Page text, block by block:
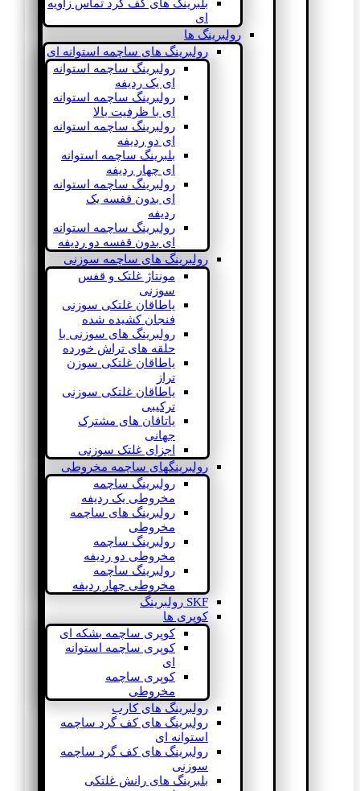
بلبرینگ های کف گرد تماس زاویه
ای
رولبرینگ ها
رولبرینگ های ساچمه استوانه ای
رولبرینگ ساچمه استوانه
ای یک ردیفه
رولبرینگ ساچمه استوانه
ای با ظرفیت بالا
رولبرینگ ساچمه استوانه
ای دو ردیفه
بلبرینگ ساچمه استوانه
ای چهار ردیفه
رولبرینگ ساچمه استوانه
ای بدون قفسه یک
ردیفه
رولبرینگ ساچمه استوانه
ای بدون قفسه دو ردیفه
رولبرینگ های ساچمه سوزنی
مونتاژ غلتک و قفس
سوزنی
یاطاقان غلتکی سوزنی
فنجان کشیده شده
رولبرینگ های سوزنی با
حلقه های تراش خورده
یاطاقان غلتکی سوزن
تراز
یاطاقان غلتکی سوزنی
ترکیبی
یاتاقان های مشترک
جهانی
اجزای غلتک سوزنی
رولبرینگهای ساچمه مخروطی
رولبرینگ ساچمه
مخروطی یک ردیفه
رولبرینگ های ساچمه
مخروطی
رولبرینگ ساچمه
مخروطی دو ردیفه
رولبرینگ ساچمه
مخروطی چهار ردیفه
SKF رولبرینگ
کوپری ها
کوپری ساچمه بشکه ای
کوپری ساچمه استوانه
ای
کوپری ساچمه
مخروطی
رولبرینگ های کارب
رولبرینگ های کف گرد ساچمه
استوانه ای
رولبرینگ های کف گرد ساچمه
سوزنی
بلبرینگ های رانش غلتکی